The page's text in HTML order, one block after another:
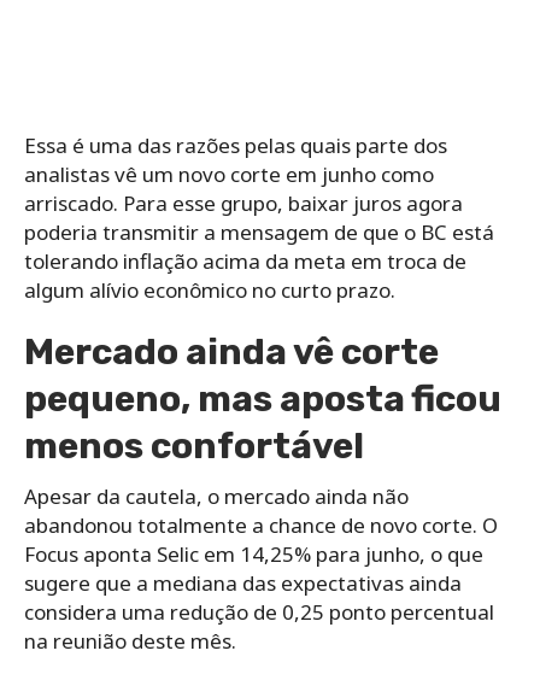
Essa é uma das razões pelas quais parte dos
analistas vê um novo corte em junho como
arriscado. Para esse grupo, baixar juros agora
poderia transmitir a mensagem de que o BC está
tolerando inflação acima da meta em troca de
algum alívio econômico no curto prazo.
Mercado ainda vê corte
pequeno, mas aposta ficou
menos confortável
Apesar da cautela, o mercado ainda não
abandonou totalmente a chance de novo corte. O
Focus aponta Selic em 14,25% para junho, o que
sugere que a mediana das expectativas ainda
considera uma redução de 0,25 ponto percentual
na reunião deste mês.